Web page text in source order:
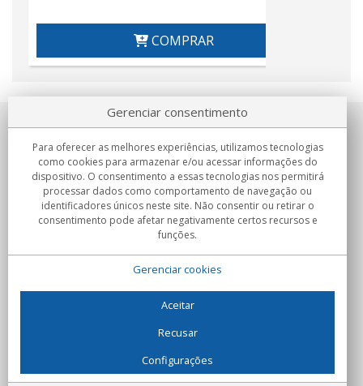
COMPRAR
Sobre nosotros
Compromissos
Compras
C/Flassaders, 13, Nave 6, 08130 Santa Perpètua de Mogoda
(Barcelona) - Espanha
Gerenciar consentimento
Para oferecer as melhores experiências, utilizamos tecnologias
como cookies para armazenar e/ou acessar informações do
dispositivo. O consentimento a essas tecnologias nos permitirá
processar dados como comportamento de navegação ou
identificadores únicos neste site. Não consentir ou retirar o
consentimento pode afetar negativamente certos recursos e
funções.
Gerenciar cookies
Aceitar
Recusar
Configurações